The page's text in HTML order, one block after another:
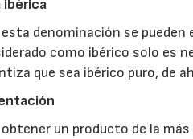
ibérica
esta denominación se
como ibérico solo es
que sea ibérico puro, de
obtener un producto de la